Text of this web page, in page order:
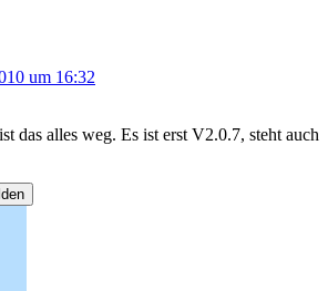
um 16:32
das alles weg. Es ist erst V2.0.7, steht auch